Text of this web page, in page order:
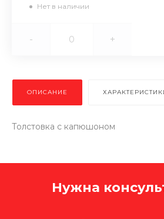
Нет в наличии
- +
ОПИСАНИЕ
Толстовка с капюшоном
Нужна